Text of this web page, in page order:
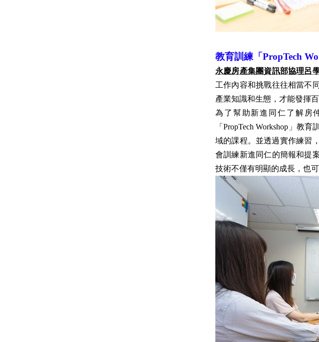
教育訓練「PropTech
永慶房產集團資訊部協理呂
工作內容和挑戰往往相當不
產業知識和生態，才能發揮百
為了幫助新進同仁了解房
「PropTech Workshop」教
域的課程。並透過實作練習
會訓練新進同仁的簡報和提
技術不僅有明顯的成長，也